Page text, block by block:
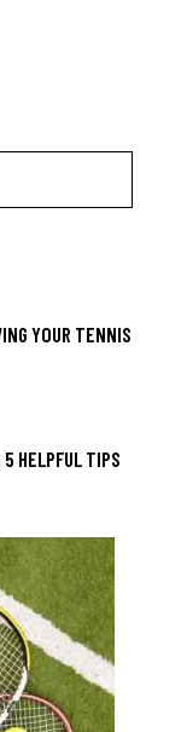
YOUR TENNIS
HELPFUL TIPS